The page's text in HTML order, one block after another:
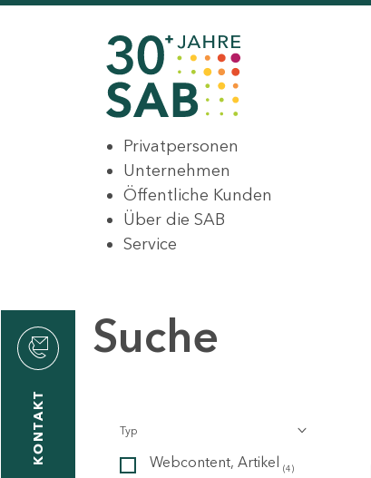
Privatpersonen
Unternehmen
Öffentliche Kunden
Über die SAB
Service
KONTAKT
Suche
Typ
Webcontent, Artikel (4)